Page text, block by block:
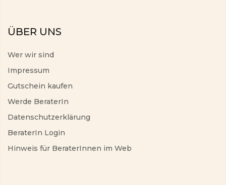
ÜBER UNS
Wer wir sind
Impressum
Gutschein kaufen
Werde BeraterIn
Datenschutzerklärung
BeraterIn Login
Hinweis für BeraterInnen im Web